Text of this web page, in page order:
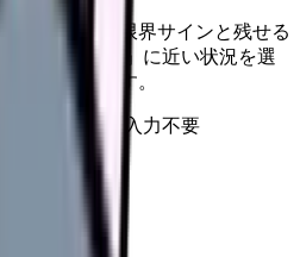
める前に、限界サインと残せる
「辞めたい」に近い状況を選
まで進めます。
し
病院名は入力不要